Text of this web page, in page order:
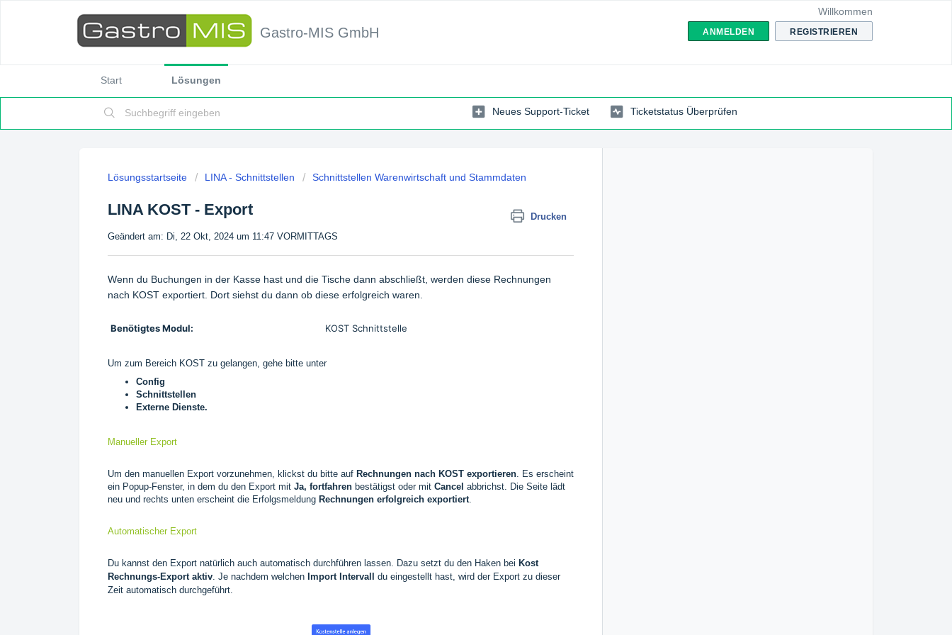
Gastro-MIS GmbH
Willkommen
ANMELDEN REGISTRIEREN
Start Lösungen
Neues Support-Ticket Ticketstatus Überprüfen
Lösungsstartseite LINA - Schnittstellen Schnittstellen Warenwirtschaft und Stammdaten
LINA KOST - Export
Drucken
Geändert am: Di, 22 Okt, 2024 um 11:47 VORMITTAGS
Wenn du Buchungen in der Kasse hast und die Tische dann abschließt, werden diese Rechnungen
nach KOST exportiert. Dort siehst du dann ob diese erfolgreich waren.
Benötigtes Modul: KOST Schnittstelle
Um zum Bereich KOST zu gelangen, gehe bitte unter
Config
Schnittstellen
Externe Dienste.
Manueller Export
Um den manuellen Export vorzunehmen, klickst du bitte auf Rechnungen nach KOST exportieren . Es erscheint
ein Popup-Fenster, in dem du den Export mit Ja, fortfahren bestätigst oder mit Cancel abbrichst. Die Seite lädt
neu und rechts unten erscheint die Erfolgsmeldung Rechnungen erfolgreich exportiert
Automatischer Export
Du kannst den Export natürlich auch automatisch durchführen lassen. Dazu setzt du den Haken bei Kost
Rechnungs-Export aktiv . Je nachdem welchen Import Intervall du eingestellt hast, wird der Export zu dieser
Zeit automatisch durchgeführt.